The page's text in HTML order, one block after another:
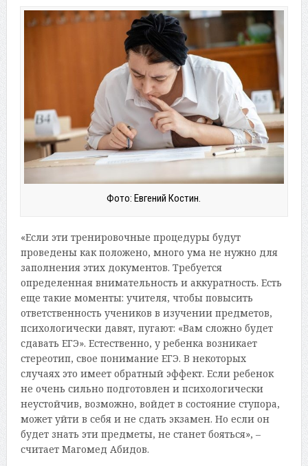
Фото: Евгений Костин.
«Если эти тренировочные процедуры будут
проведены как положено, много ума не нужно для
заполнения этих документов. Требуется
определенная внимательность и аккуратность. Есть
еще такие моменты: учителя, чтобы повысить
ответственность учеников в изучении предметов,
психологически давят, пугают: «Вам сложно будет
сдавать ЕГЭ». Естественно, у ребенка возникает
стереотип, свое понимание ЕГЭ. В некоторых
случаях это имеет обратный эффект. Если ребенок
не очень сильно подготовлен и психологически
неустойчив, возможно, войдет в состояние ступора,
может уйти в себя и не сдать экзамен. Но если он
будет знать эти предметы, не станет бояться», –
считает Магомед Абидов.